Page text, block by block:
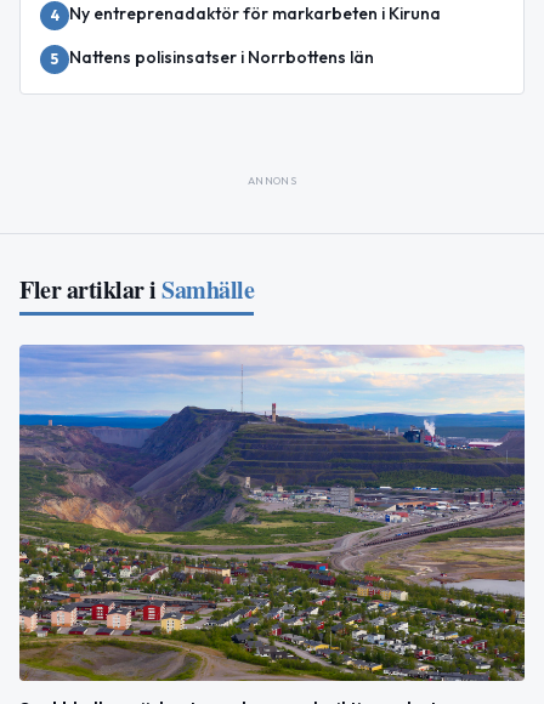
4 Ny entreprenadaktör för markarbeten i Kiruna
5 Nattens polisinsatser i Norrbottens län
ANNONS
Fler artiklar iSamhälle